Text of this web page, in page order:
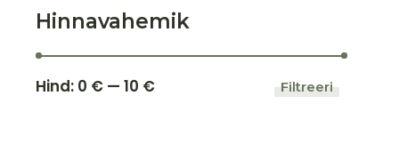
Hinnavahemik
Filtreeri
Hind: 0 € —10 €